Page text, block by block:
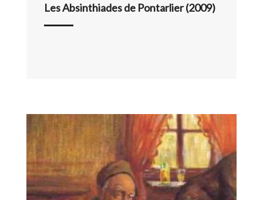
Les Absinthiades de Pontarlier (2009)